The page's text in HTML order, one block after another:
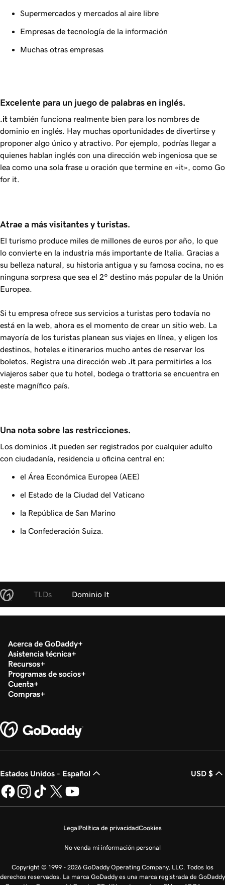
Supermercados y mercados al aire libre
Empresas de tecnología de la información
Muchas otras empresas
Excelente para un juego de palabras en inglés.
.it también funciona realmente bien para los nombres de
dominio en inglés. Hay muchas oportunidades de divertirse y
proponer algo único y atractivo. Por ejemplo, podrías llegar a
quienes hablan inglés con una dirección web ingeniosa que se
lea como una sola frase u oración que termine en «it», como Go
for it
Atrae a más visitantes y turistas.
El turismo produce miles de millones de euros por año, lo que
lo convierte en la industria más importante de Italia. Gracias a
su belleza natural, su historia antigua y su famosa cocina, no es
ninguna sorpresa que sea el 2º destino más popular de la Unión
Europea.
Si tu empresa ofrece sus servicios a turistas pero todavía no
está en la web, ahora es el momento de crear un sitio web. La
mayoría de los turistas planean sus viajes en línea, y eligen los
destinos, hoteles e itinerarios mucho antes de reservar los
boletos. Registra una dirección web .it para permitirles a los
viajeros saber que tu hotel, bodega o trattoria se encuentra en
este magnífico país.
Una nota sobre las restricciones.
Los dominios .it pueden ser registrados por cualquier adulto
con ciudadanía, residencia u oficina central en:
el Área Económica Europea (AEE)
el Estado de la Ciudad del Vaticano
la República de San Marino
la Confederación Suiza.
TLDs Dominio It
Acerca de GoDaddy
Asistencia técnica
Recursos
Programas de socios
Cuenta
Compras
Estados Unidos - Español USD $
LegalPolítica de privacidadCookies
No venda mi información personal
Copyright © 1999 - 2026 GoDaddy Operating Company, LLC. Todos los
derechos reservados. La marca GoDaddy es una marca registrada de GoDaddy